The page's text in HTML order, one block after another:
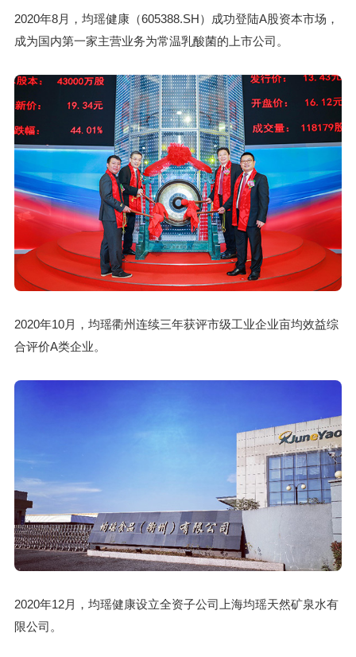
2020年8月，均瑶健康（605388.SH）成功登陆A股资本市场，
成为国内第一家主营业务为常温乳酸菌的上市公司。
2020年10月，均瑶衢州连续三年获评市级工业企业亩均效益综
合评价A类企业。
2020年12月，均瑶健康设立全资子公司上海均瑶天然矿泉水有
限公司。